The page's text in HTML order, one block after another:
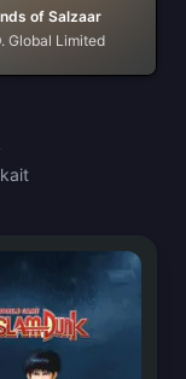
of Salzaar
Global Limited